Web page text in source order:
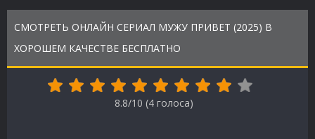
СМОТРЕТЬ ОНЛАЙН СЕРИАЛ МУЖУ ПРИВЕТ (2025) В
ХОРОШЕМ КАЧЕСТВЕ БЕСПЛАТНО
8.8/10 (4 голоса)